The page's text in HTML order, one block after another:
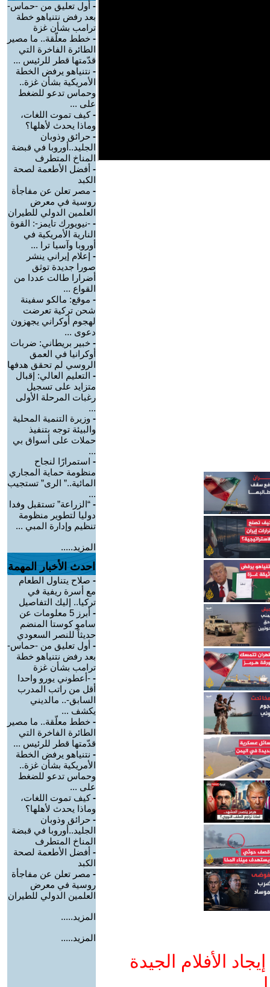
الأفلام الجيدة
- أول تعليق من -حماس-
بعد رفض نتنياهو خطة
ترامب بشأن غزة
- خطط معلّقة.. ما مصير
الطائرة الفاخرة التي
قدّمتها قطر للرئيس ...
- نتنياهو يرفض الخطة
الأمريكية بشأن غزة..
وحماس تدعو للضغط
على ...
-كيف تموت اللغات،
وماذا يحدث لأهلها؟
- حرائق وذوبان
الجليد..أوروبا في قبضة
المناخ المتطرف
- أفضل الأطعمة لصحة
الكبد
- مصر تعلن عن مفاجأة
روسية في معرض
العلمين الدولي للطيران
- -نيويورك تايمز-: القوة
النارية الأمريكية في
أوروبا وآسيا ترا ...
- إعلام إيراني ينشر
صورا جديدة توثق
أضرارا طالت عددا من
القواع ...
- موقع: مالكو سفينة
شحن تركية تعرضت
لهجوم أوكراني يجهزون
دعوى ...
- خبير بريطاني: ضربات
أوكرانيا في العمق
الروسي لم تحقق هدفها
- التعليم العالي: إقبال
متزايد على تسجيل
رغبات المرحلة الأولى
...
- وزيرة التنمية المحلية
والبيئة توجه بتنفيذ
حملات على أسواق بي
...
- استمرارًا لنجاح
منظومة حماية المجاري
المائية..” الرى” تستجيب
...
- “الزراعة” تستقبل وفدا
دوليا لتطوير منظومة
تنظيم وإدارة المبي ...
المزيد.....
احدث الأخبار المهمة
- صلاح يتناول الطعام
مع أسرة ريفية في
تركيا.. إليك التفاصيل
-
أبرز 5 معلومات عن
سامو كوستا المنضم
حديثاً للنصر السعودي
- أول تعليق من -حماس-
بعد رفض نتنياهو خطة
ترامب بشأن غزة
- -أعطوني يورو واحدا
أقل من راتب المدرب
السابق-.. مالديني
يكشف ...
- خطط معلّقة.. ما مصير
الطائرة الفاخرة التي
قدّمتها قطر للرئيس ...
- نتنياهو يرفض الخطة
الأمريكية بشأن غزة..
وحماس تدعو للضغط
على ...
-كيف تموت اللغات،
وماذا يحدث لأهلها؟
- حرائق وذوبان
الجليد..أوروبا في قبضة
المناخ المتطرف
- أفضل الأطعمة لصحة
الكبد
- مصر تعلن عن مفاجأة
روسية في معرض
العلمين الدولي للطيران
المزيد.....
المزيد.....